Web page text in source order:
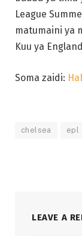
League
matumaini ya
Kuu ya
Soma zaidi:
chelsea epl
LEAVE A